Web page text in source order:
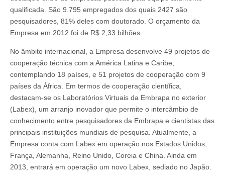
qualificada. São 9.795 empregados dos quais 2427 são
pesquisadores, 81% deles com doutorado. O orçamento da
Empresa em 2012 foi de R$ 2,33 bilhões.
No âmbito internacional, a Empresa desenvolve 49 projetos de
cooperação técnica com a América Latina e Caribe,
contemplando 18 países, e 51 projetos de cooperação com 9
países da África. Em termos de cooperação científica,
destacam-se os Laboratórios Virtuais da Embrapa no exterior
(Labex), um arranjo inovador que permite o intercâmbio de
conhecimento entre pesquisadores da Embrapa e cientistas das
principais instituições mundiais de pesquisa. Atualmente, a
Empresa conta com Labex em operação nos Estados Unidos,
França, Alemanha, Reino Unido, Coreia e China. Ainda em
2013, entrará em operação um novo Labex, sediado no Japão.